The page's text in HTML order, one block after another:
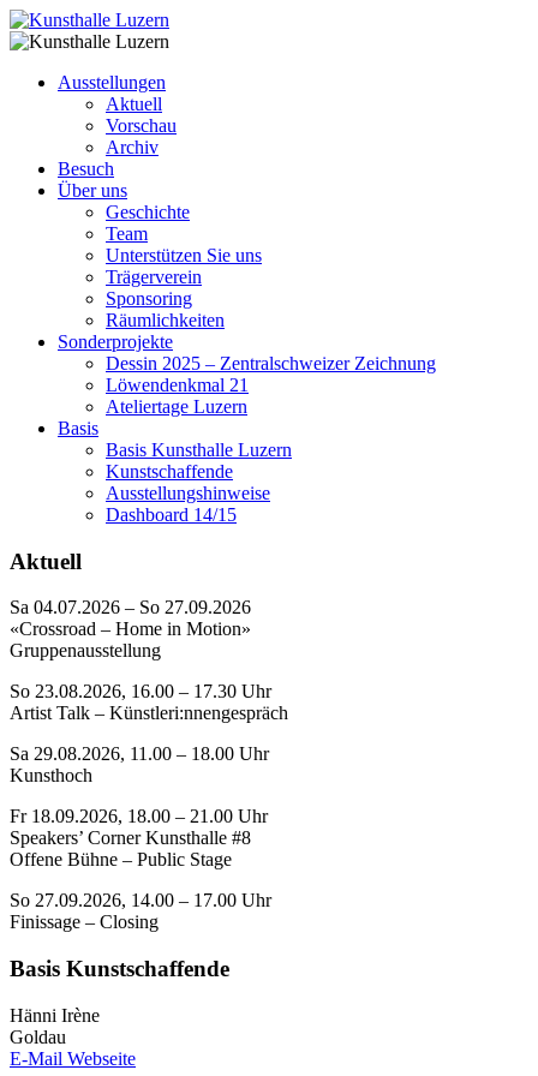
Ausstellungen
Aktuell
Vorschau
Archiv
Besuch
Über uns
Geschichte
Team
Unterstützen Sie uns
Trägerverein
Sponsoring
Räumlichkeiten
Sonderprojekte
Dessin 2025 – Zentralschweizer Zeichnung
Löwendenkmal 21
Ateliertage Luzern
Basis
Basis Kunsthalle Luzern
Kunstschaffende
Ausstellungshinweise
Dashboard 14/15
Aktuell
Sa 04.07.2026 – So 27.09.2026
«Crossroad – Home in Motion»
Gruppenausstellung
So 23.08.2026, 16.00 – 17.30 Uhr
Artist Talk – Künstleri:nnengespräch
Sa 29.08.2026, 11.00 – 18.00 Uhr
Kunsthoch
Fr 18.09.2026, 18.00 – 21.00 Uhr
Speakers’ Corner Kunsthalle #8
Offene Bühne – Public Stage
So 27.09.2026, 14.00 – 17.00 Uhr
Finissage – Closing
Basis Kunstschaffende
Hänni Irène
Goldau
E-Mail Webseite